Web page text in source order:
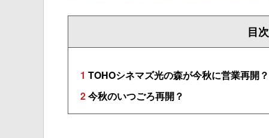
目次
1 TOHOシネマズ光の森が今秋に営業再開？
2今秋のいつごろ再開？